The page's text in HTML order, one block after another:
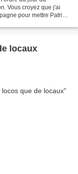
Vous croyez que j'ai
pour mettre Patrice
locaux